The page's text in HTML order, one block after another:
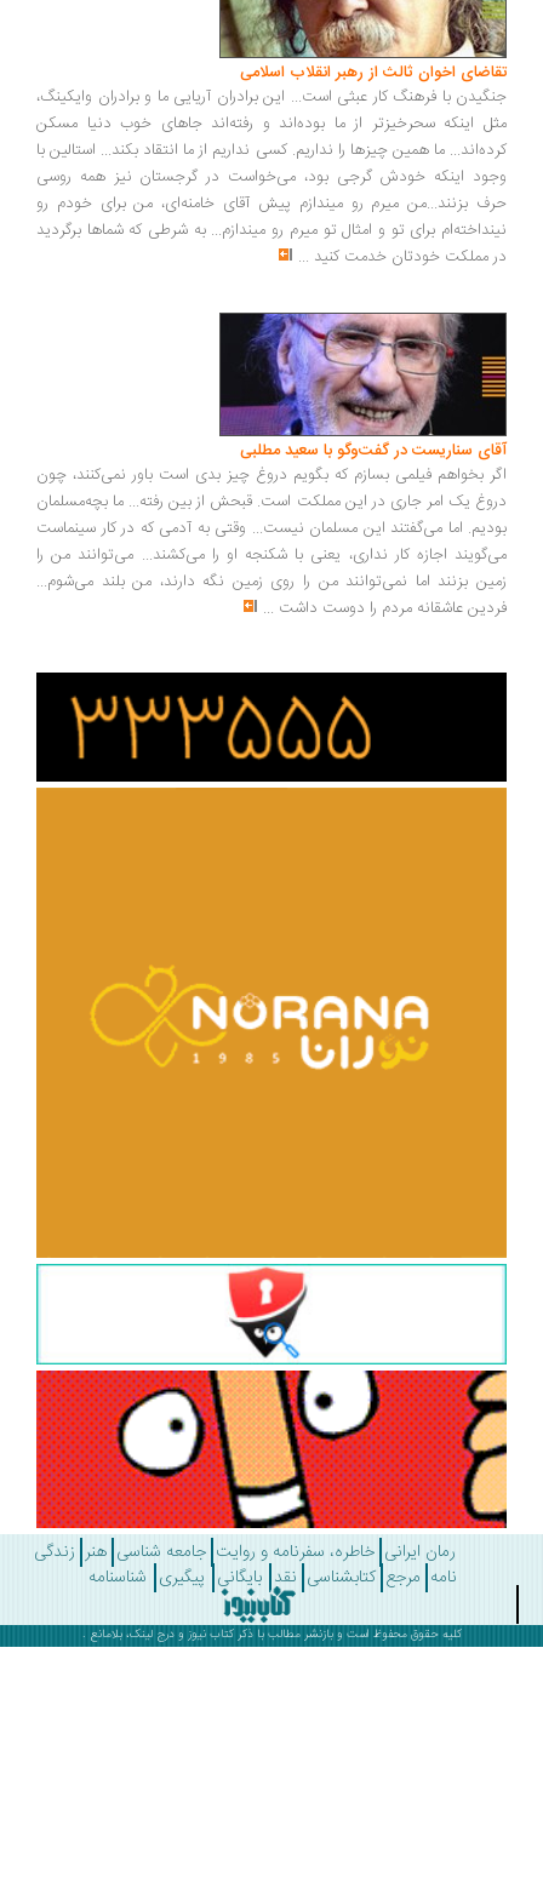
اخوان ثالث از رهبر انقلاب اسلامی
با فرهنگ کار عبثی است... این برادران آریایی ما و برادران وایکینگ،
اینکه سحرخیزتر از ما بوده‌اند و رفته‌اند جاهای خوب دنیا مسکن
ما همین چیزها را نداریم. کسی نداریم از ما انتقاد بکند... استالین با
اینکه خودش گرجی بود، می‌خواست در گرجستان نیز همه روسی
بزنند...من میرم رو میندازم پیش آقای خامنه‌ای، من برای خودم رو
برای تو و امثال تو میرم رو میندازم... به شرطی که شماها برگردید
مملکت خودتان خدمت کنید...
سناریست در گفت‌وگو با سعید مطلبی
بخواهم فیلمی بسازم که بگویم دروغ چیز بدی است باور نمی‌کنند، چون
یک امر جاری در این مملکت است. قبحش از بین رفته... ما بچه‌مسلمان
اما می‌گفتند این مسلمان نیست... وقتی به آدمی که در کار سینماست
اجازه کار نداری، یعنی با شکنجه او را می‌کشند... می‌توانند من را
بزنند اما نمی‌توانند من را روی زمین نگه دارند، من بلند می‌شوم...
عاشقانه مردم را دوست داشت ...
رمان ایرانی خاطره، سفرنامه و روایت جامعه شناسی هنر زندگی
مرجع کتابشناسی نقد بایگانی پیگیری شناسنامه
کلیه حقوق محفوظ است و بازنشر مطالب با ذکرکتاب نیوزو درج لینک، بلامانع .